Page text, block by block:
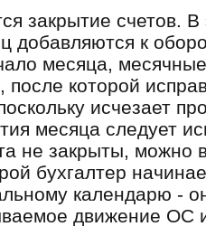
закрытие счетов.
добавляются к
месяца,
после которой
исчезает
месяца следует
не закрыты, можно
бухгал­тер
ка­лендарю -
движение ОС